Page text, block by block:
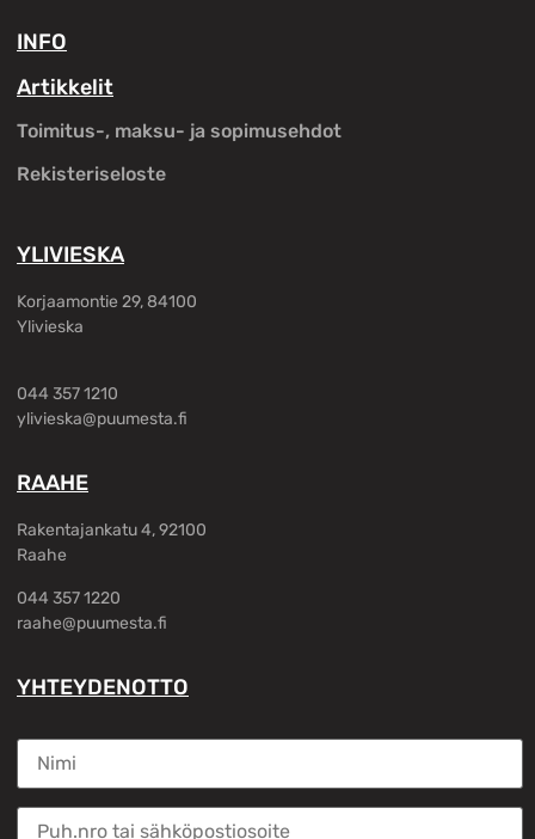
INFO
Artikkelit
Toimitus-, maksu- ja sopimusehdot
Rekisteriseloste
YLIVIESKA
Korjaamontie 29, 84100
Ylivieska
044 357 1210
ylivieska@puumesta.fi
RAAHE
Rakentajankatu 4, 92100
Raahe
044 357 1220
raahe@puumesta.fi
YHTEYDENOTTO